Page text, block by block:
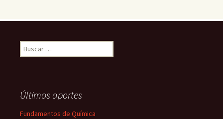
Buscar:
Últimos aportes
Fundamentos de Química